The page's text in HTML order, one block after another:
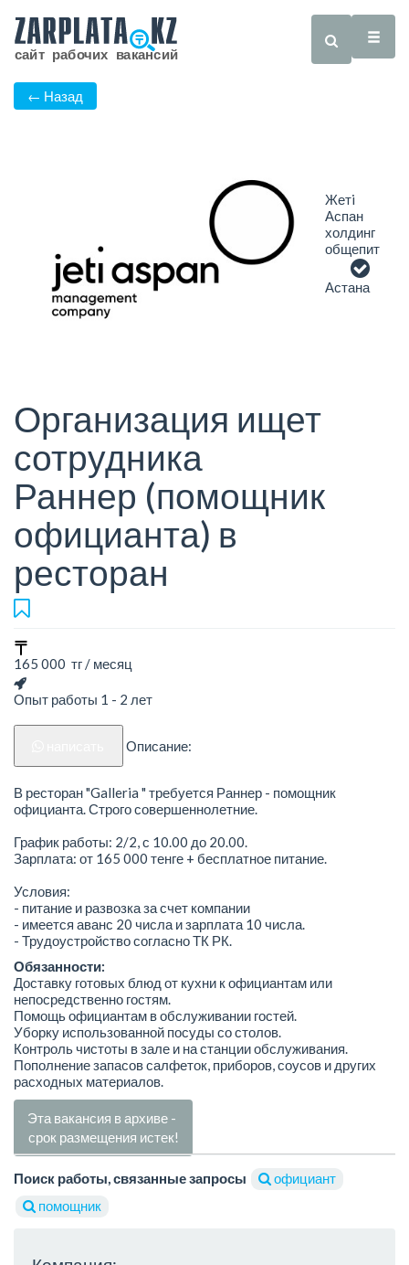
← Назад
Жетi
Аспан
холдинг
общепит
Астана
Организация ищет
сотрудника
Раннер (помощник
официанта) в
ресторан
165 000 тг / месяц
Опыт работы 1 - 2 лет
Описание:
В ресторан "Galleria " требуется Раннер - помощник
официанта. Строго совершеннолетние.
График работы: 2/2, с 10.00 до 20.00.
Зарплата: от 165 000 тенге + бесплатное питание.
Условия:
- питание и развозка за счет компании
- имеется аванс 20 числа и зарплата 10 числа.
- Трудоустройство согласно ТК РК.
Обязанности:
Доставку готовых блюд от кухни к официантам или
непосредственно гостям.
Помощь официантам в обслуживании гостей.
Уборку использованной посуды со столов.
Контроль чистоты в зале и на станции обслуживания.
Пополнение запасов салфеток, приборов, соусов и других
расходных материалов.
Эта вакансия в архиве -
срок размещения истек!
Поиск работы, связанные запросы
официант
помощник